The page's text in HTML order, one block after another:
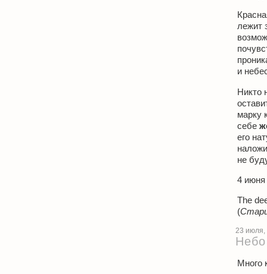
лежит
и
Никто
марку
себе
его
не
4 июня
The
(
23 июля,
Небо
Много